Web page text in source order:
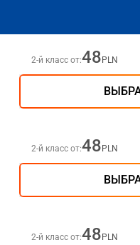
2-й класс от:48 PLN
2-й класс от:48 PLN
2-й класс от:48 PLN